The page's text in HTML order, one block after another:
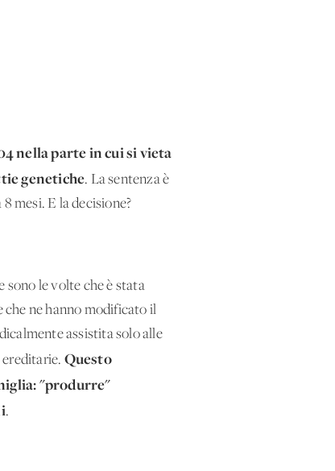
nella parte in cui si vieta
genetiche. La sentenza è
mesi. E la decisione?
sono le volte che è stata
che ne hanno modificato il
assistita solo alle
Questo
"produrre"
.